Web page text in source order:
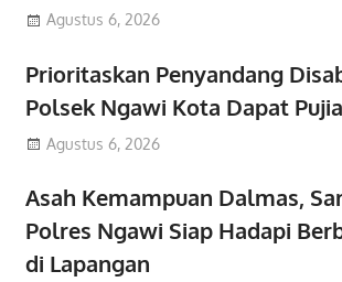
Agustus 6, 2026
Prioritaskan Penyandang
Polsek Ngawi Kota Dapat
Agustus 6, 2026
Asah Kemampuan Dalmas,
Polres Ngawi Siap Hadapi
di Lapangan